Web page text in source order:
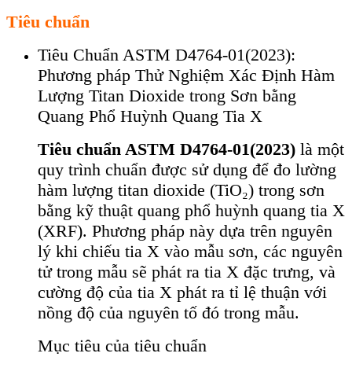
Tiêu chuẩn
Tiêu Chuẩn ASTM D4764-01(2023):
Phương pháp Thử Nghiệm Xác Định Hàm
Lượng Titan Dioxide trong Sơn bằng
Quang Phổ Huỳnh Quang Tia X
Tiêu chuẩn ASTM D4764-01(2023) là một
quy trình chuẩn được sử dụng để đo lường
hàm lượng titan dioxide (TiO₂) trong sơn
bằng kỹ thuật quang phổ huỳnh quang tia X
(XRF). Phương pháp này dựa trên nguyên
lý khi chiếu tia X vào mẫu sơn, các nguyên
tử trong mẫu sẽ phát ra tia X đặc trưng, và
cường độ của tia X phát ra tỉ lệ thuận với
nồng độ của nguyên tố đó trong mẫu.
Mục tiêu của tiêu chuẩn